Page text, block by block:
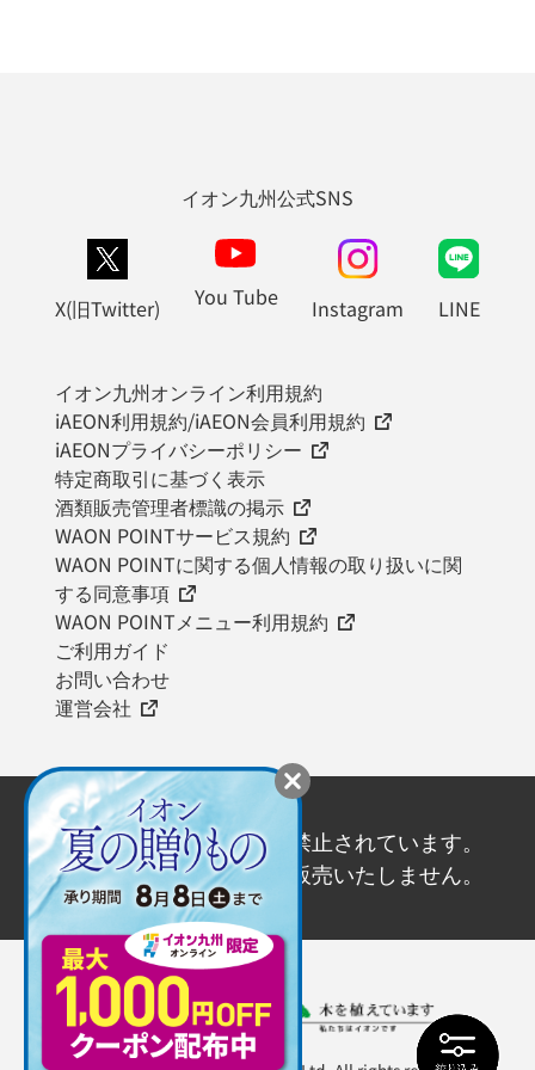
イオン九州公式SNS
X(旧Twitter) You Tube Instagram LINE
イオン九州オンライン利用規約
iAEON利用規約/iAEON会員利用規約
iAEONプライバシーポリシー
特定商取引に基づく表示
酒類販売管理者標識の掲示
WAON POINTサービス規約
WAON POINTに関する個人情報の取り扱いに関
する同意事項
WAON POINTメニュー利用規約
ご利用ガイド
お問い合わせ
運営会社
20歳未満の飲酒は法律で禁止されています。
20歳未満の方にはお酒を販売いたしません。